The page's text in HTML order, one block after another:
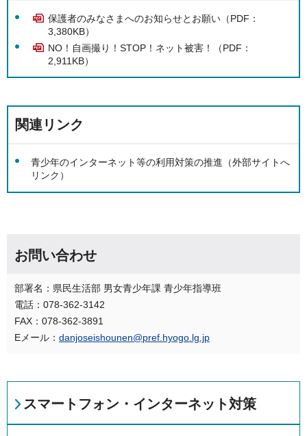
保護者のみなさまへのお知らせとお願い（PDF：
3,380KB）
NO！自画撮り！STOP！ネット被害！（PDF：
2,911KB）
関連リンク
青少年のインターネット等の利用対策の推進（外部サイトへ
リンク）
お問い合わせ
部署名：県民生活部 男女青少年課 青少年指導班
電話：078-362-3142
FAX：078-362-3891
Eメール： danjoseishounen@pref.hyogo.lg.jp
スマートフォン・インターネット対策